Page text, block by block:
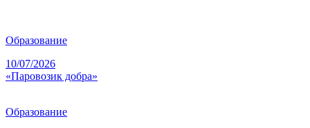
Образование
10/07/2026
«Паровозик добра»
Образование